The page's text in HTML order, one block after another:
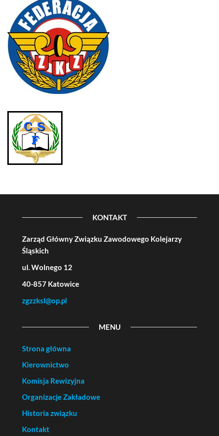
KONTAKT
Zarząd Główny Związku Zawodowego Kolejarzy
Śląskich
ul. Wolnego 12
40-857 Katowice
zgzzksl@op.pl
MENU
Strona główna
Kierownictwo
Komisja Rewizyjna
Organizacje Zakładowe
Historia związku
Kontakt